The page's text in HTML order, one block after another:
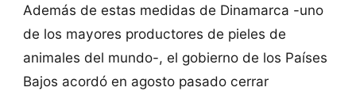
Además de estas medidas de Dinamarca -uno
de los mayores productores de pieles de
animales del mundo-, el gobierno de los Países
Bajos acordó en agosto pasado cerrar